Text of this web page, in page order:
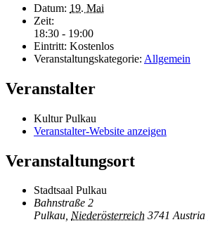
Datum: 19. Mai
Zeit:
18:30 - 19:00
Eintritt: Kostenlos
Veranstaltungskategorie: Allgemein
Veranstalter
Kultur Pulkau
Veranstalter-Website anzeigen
Veranstaltungsort
Stadtsaal Pulkau
Bahnstraße 2
Pulkau, Niederösterreich 3741 Austria